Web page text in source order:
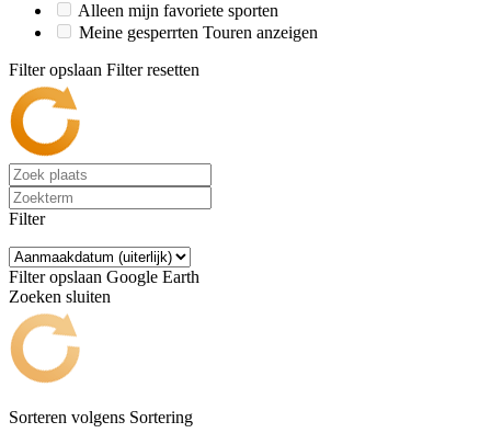
Alleen mijn favoriete sporten
Meine gesperrten Touren anzeigen
Filter opslaan Filter resetten
Filter
Filter opslaan Google Earth
Zoeken sluiten
Sorteren volgens Sortering